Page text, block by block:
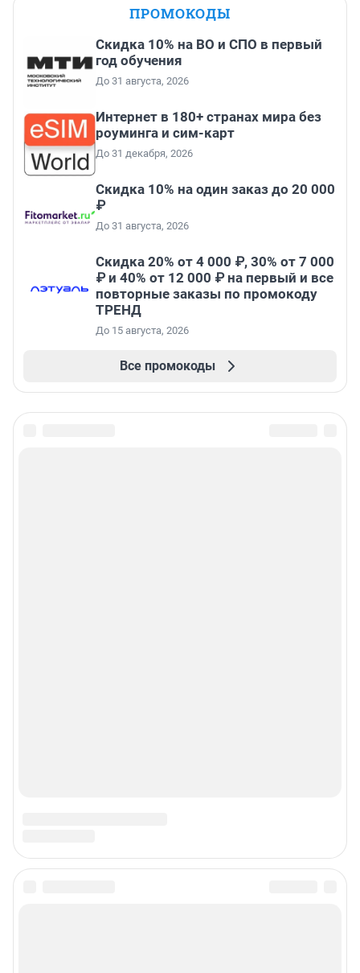
ПРОМОКОДЫ
Скидка 10% на ВО и СПО в первый
год обучения
До 31 августа, 2026
Интернет в 180+ странах мира без
роуминга и сим-карт
До 31 декабря, 2026
Скидка 10% на один заказ до 20 000
₽
До 31 августа, 2026
Скидка 20% от 4 000 ₽, 30% от 7 000
₽ и 40% от 12 000 ₽ на первый и все
повторные заказы по промокоду
ТРЕНД
До 15 августа, 2026
Все промокоды